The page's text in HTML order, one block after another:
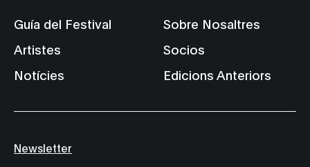
Guía del Festival
Artistes
Notícies
Sobre Nosaltres
Socios
Edicions Anteriors
Newsletter